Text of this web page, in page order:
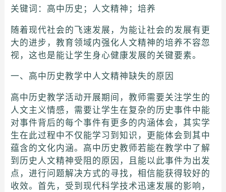
关键词：高中历史；人文精神；培养
随着现代社会的飞速发展，为能让社会的发展有更
大的进步，教育领域内强化人文精神的培养不容忽
视，这也是能让学生身心健康发展的关键要素。
一、高中历史教学中人文精神缺失的原因
高中历史教学活动开展期间，教师需要关注学生的
人文主义情感，需要让学生在复杂的历史事件中能
对事件背后的每个事件有更多的内涵体会，其实学
生在此过程中不仅能学习到知识，更能体会到其中
蕴含的文化内涵。高中历史教师若能在教学中了解
到历史人文精神受阻的原因，且能以此事件为出发
点，进行问题解决方式的寻找，相信能获得较好的
收效。首先，受到现代科学技术迅速发展的影响，